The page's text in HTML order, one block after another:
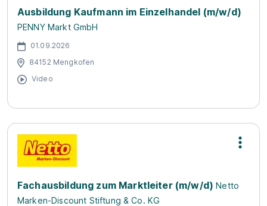
Ausbildung Kaufmann im Einzelhandel (m/w/d)
PENNY Markt GmbH
01.09.2026
84152 Mengkofen
Video
Fachausbildung zum Marktleiter (m/w/d) Netto
Marken-Discount Stiftung & Co. KG